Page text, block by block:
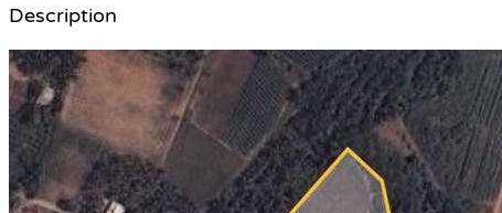
Description